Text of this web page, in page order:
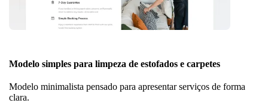
Modelo simples para limpeza de estofados e carpetes
Modelo minimalista pensado para apresentar serviços de forma
clara.